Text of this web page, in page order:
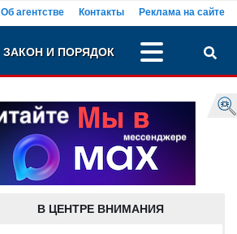
Об агентстве Контакты Реклама на сайте
ЗАКОН И ПОРЯДОК
В ЦЕНТРЕ ВНИМАНИЯ